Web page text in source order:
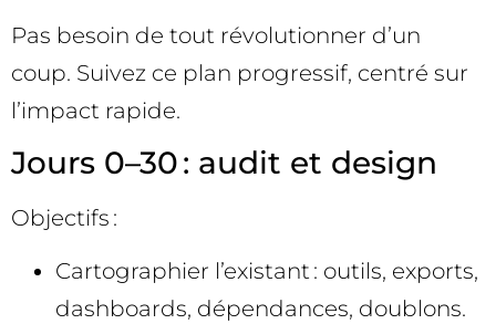
Pas besoin de tout révolutionner d’un
coup. Suivez ce plan progressif, centré sur
l’impact rapide.
Jours 0–30 : audit et design
Objectifs :
Cartographier l’existant : outils, exports,
dashboards, dépendances, doublons.